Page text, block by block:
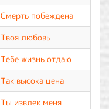
Смерть побеждена
Твоя любовь
Тебе жизнь отдаю
Так высока цена
Ты извлек меня